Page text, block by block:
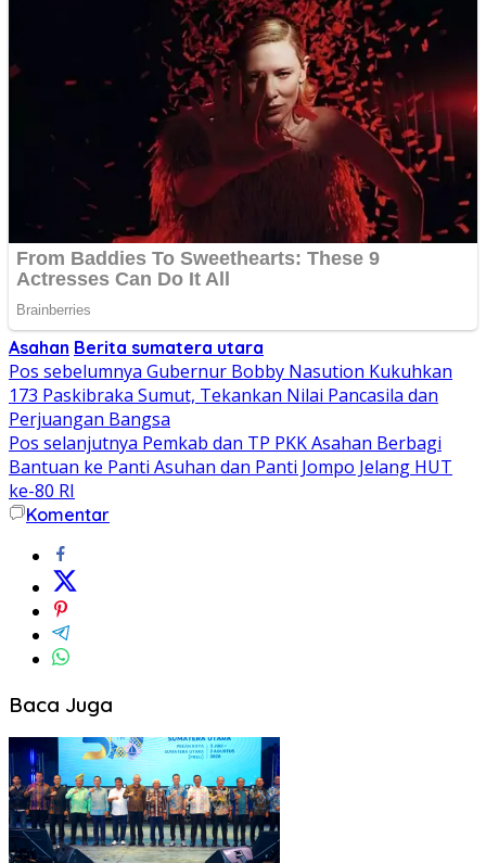
Asahan Berita sumatera utara
Navigasi
pos
Pos sebelumnya Gubernur Bobby Nasution Kukuhkan
173 Paskibraka Sumut, Tekankan Nilai Pancasila dan
Perjuangan Bangsa
Pos selanjutnya Pemkab dan TP PKK Asahan Berbagi
Bantuan ke Panti Asuhan dan Panti Jompo Jelang HUT
ke-80 RI
Komentar
Baca Juga